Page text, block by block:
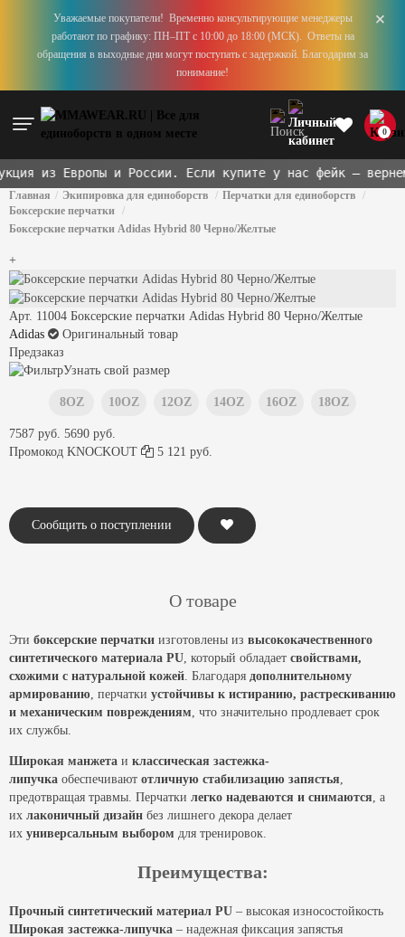
+
Уважаемые покупатели! Временно консультирующие менеджеры
работают по графику: ПН–ПТ с 10:00 до 18:00 (МСК). Ответы на
обращения в выходные дни могут поступать с задержкой. Благодарим за
понимание!
0
из Европы и России. Если купите у нас фейк — вернем
Главная Экипировка для единоборств
Перчатки для единоборств
Боксерские перчатки
Боксерские перчатки Adidas Hybrid 80 Черно/Желтые
+
Арт. 11004 Боксерские перчатки Adidas Hybrid 80 Черно/Желтые
Adidas
Оригинальный товар
Предзаказ
Узнать свой размер
8OZ 10OZ 12OZ 14OZ 16OZ 18OZ
7587 руб. 5690 руб.
Промокод KNOCKOUT 5 121 руб.
Сообщить о поступлении
О товаре
Эти боксерские перчатки изготовлены из высококачественного
синтетического материала PU , который обладает свойствами,
схожими с натуральной кожей . Благодаря дополнительному
армированию , перчатки устойчивы к истиранию, растрескиванию
и механическим повреждениям , что значительно продлевает срок
их службы.
Широкая манжета и классическая застежка-
липучка обеспечивают отличную стабилизацию запястья
предотвращая травмы. Перчатки легко надеваются и снимаются , а
их лаконичный дизайн без лишнего декора делает
их универсальным выбором для тренировок.
Преимущества:
Прочный синтетический материал PU – высокая износостойкость
Широкая застежка-липучка – надежная фиксация запястья